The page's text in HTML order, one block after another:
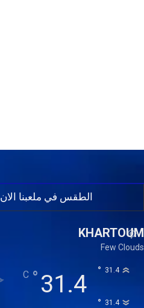
الطقس في ملعبنا الان
KHARTOUM
Few Clouds
31.4
°
C 31.4
°
31.4
°